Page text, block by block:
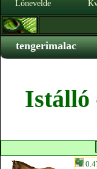
Lónevelde
tengerimalac
Istálló